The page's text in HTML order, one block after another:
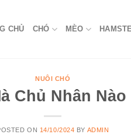
CHỦ CHÓ MÈO
NUÔI CHÓ
Chủ Nhân
ON 14/10/2024 BY ADMIN